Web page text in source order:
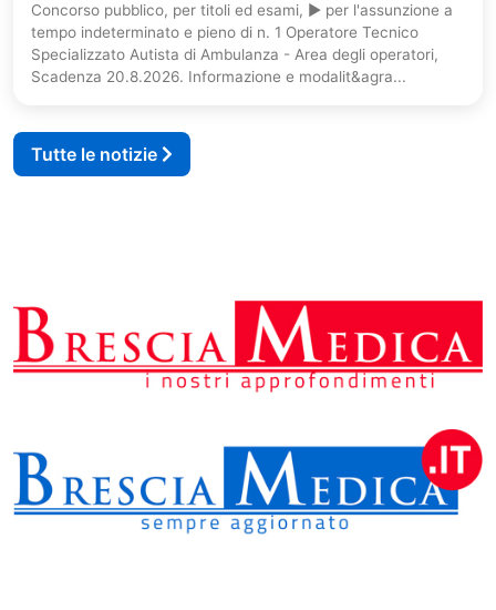
Concorso pubblico, per titoli ed esami, ► per l'assunzione a
tempo indeterminato e pieno di n. 1 Operatore Tecnico
Specializzato Autista di Ambulanza - Area degli operatori,
Scadenza 20.8.2026. Informazione e modalit&agra...
Tutte le notizie